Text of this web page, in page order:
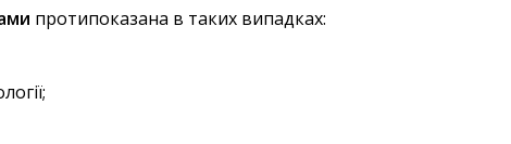
протипоказана в таких випадках: